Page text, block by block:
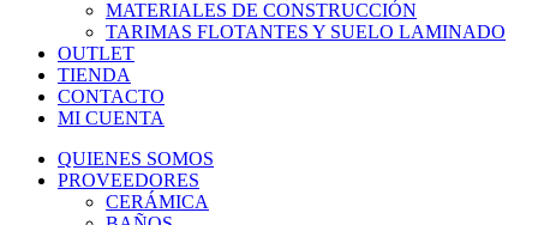
MATERIALES DE CONSTRUCCIÓN
TARIMAS FLOTANTES Y SUELO LAMINADO
OUTLET
TIENDA
CONTACTO
MI CUENTA
QUIENES SOMOS
PROVEEDORES
CERÁMICA